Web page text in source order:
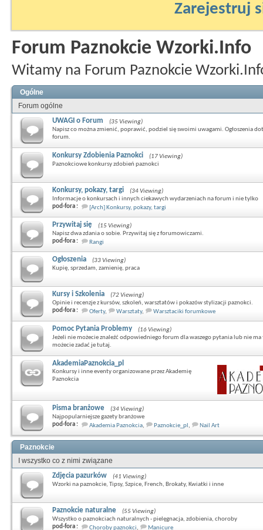
Zarejestruj
Forum Paznokcie Wzorki.Info
Witamy na Forum Paznokcie
Ogólne
Forum ogólne
UWAGI o Forum
(35 Viewing)
Napisz co można zmienić, poprawić, podziel się swoimi uwagami. Ogłoszenia
forum.
Konkursy Zdobienia Paznokci
(17 Viewing)
Paznokciowe konkursy zdobień paznokci
Konkursy, pokazy, targi
(34 Viewing)
Informacje o konkursach i innych ciekawych wydarzeniach na forum i nie tylko
pod-fora :
[Arch] Konkursy, pokazy, targi
Przywitaj się
(15 Viewing)
Napisz dwa zdania o sobie. Przywitaj się z forumowiczami.
pod-fora :
Rangi
Ogłoszenia
(33 Viewing)
Kupię, sprzedam, zamienię, praca
Kursy i Szkolenia
(72 Viewing)
Opinie i recenzje z kursów, szkoleń, warsztatów i pokazów stylizacji paznokci.
pod-fora :
Oferty, Warsztaty, Warsztaciki forumkowe
Pomoc Pytania Problemy
(16 Viewing)
Jeżeli nie możecie znaleźć odpowiedniego forum dla waszego pytania lub nie ma
możecie zadać je tutaj.
AkademiaPaznokcia_pl
Konkursy i inne eventy organizowane przez Akademię
Paznokcia
Pisma branżowe
(34 Viewing)
Najpopularniejsze gazety branżowe
pod-fora :
Akademia Paznokcia, Paznokcie_pl , Nail Art
Paznokcie
I wszystko co z nimi związane
Zdjęcia pazurków
(41 Viewing)
Wzorki na paznokcie, Tipsy, Szpice, French, Brokaty, Kwiatki i inne
Paznokcie naturalne
(55 Viewing)
Wszystko o paznokciach naturalnych - pielęgnacja, zdobienia, choroby
pod-fora :
Choroby paznokci, Manicure